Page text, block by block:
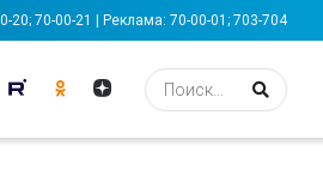
20; 70-00-21 | Реклама: 70-00-01; 703-704